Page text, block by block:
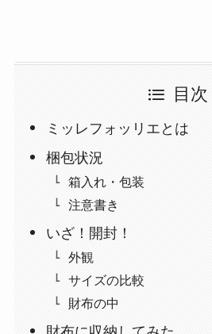
目次
ミッレフォッリエとは
梱包状況
箱入れ・包装
注意書き
いざ！開封！
外観
サイズの比較
財布の中